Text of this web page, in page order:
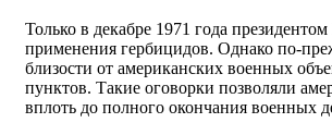
Только в декабре 1971 года
применения гербицидов. Однако по-
близости от американских военных
пунктов. Такие оговорки позволяли
вплоть до полного окончания военных